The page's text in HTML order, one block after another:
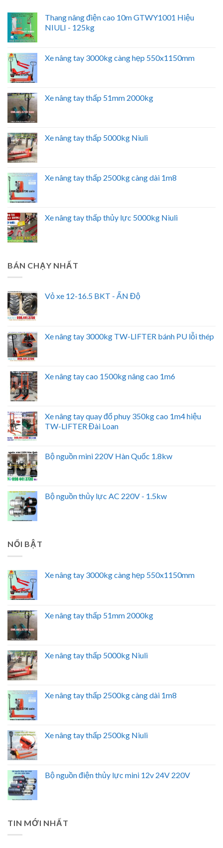
Thang nâng điện cao 10m GTWY1001 Hiệu
NIULI - 125kg
Xe nâng tay 3000kg càng hẹp 550x1150mm
Xe nâng tay thấp 51mm 2000kg
Xe nâng tay thấp 5000kg Niuli
Xe nâng tay thấp 2500kg càng dài 1m8
Xe nâng tay thấp thủy lực 5000kg Niuli
BÁN CHẠY NHẤT
Vỏ xe 12-16.5 BKT - ẤN Độ
Xe nâng tay 3000kg TW-LIFTER bánh PU lỗi thép
Xe nâng tay cao 1500kg nâng cao 1m6
Xe nâng tay quay đổ phuy 350kg cao 1m4 hiệu
TW-LIFTER Đài Loan
Bộ nguồn mini 220V Hàn Quốc 1.8kw
Bộ nguồn thủy lực AC 220V - 1.5kw
NỔI BẬT
Xe nâng tay 3000kg càng hẹp 550x1150mm
Xe nâng tay thấp 51mm 2000kg
Xe nâng tay thấp 5000kg Niuli
Xe nâng tay thấp 2500kg càng dài 1m8
Xe nâng tay thấp 2500kg Niuli
Bộ nguồn điện thủy lực mini 12v 24V 220V
TIN MỚI NHẤT